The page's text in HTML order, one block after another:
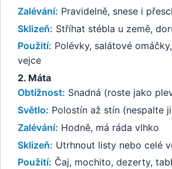
Zalévání: Pravidelně, snese i
Sklizeň: Stříhat stébla u země,
Použití: Polévky, salátové
vejce
2. Máta
Obtížnost: Snadná (roste jako
Světlo: Polostín až stín (nespalte
Zalévání: Hodně, má ráda vlhko
Sklizeň: Utrhnout listy nebo celé
Použití: Čaj, mochito, dezerty,